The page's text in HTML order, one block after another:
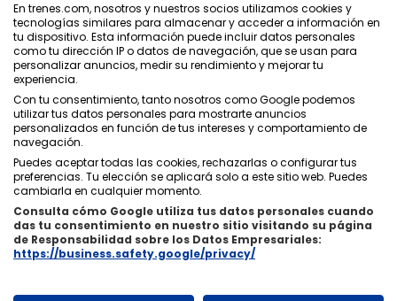
Política de Privacidad
Condiciones Generales
Política de Seguridad
Contacto
Quiénes Somos ixigo
Copyright © Trenes.com. Todos los derechos reservados.
En trenes.com, nosotros y nuestros socios utilizamos cookies y
tecnologías similares para almacenar y acceder a información en
tu dispositivo. Esta información puede incluir datos personales
como tu dirección IP o datos de navegación, que se usan para
personalizar anuncios, medir su rendimiento y mejorar tu
experiencia.
Con tu consentimiento, tanto nosotros como Google podemos
utilizar tus datos personales para mostrarte anuncios
personalizados en función de tus intereses y comportamiento de
navegación.
Puedes aceptar todas las cookies, rechazarlas o configurar tus
preferencias. Tu elección se aplicará solo a este sitio web. Puedes
cambiarla en cualquier momento.
Consulta cómo Google utiliza tus datos personales cuando
das tu consentimiento en nuestro sitio visitando su página
de Responsabilidad sobre los Datos Empresariales:
https://business.safety.google/privacy/